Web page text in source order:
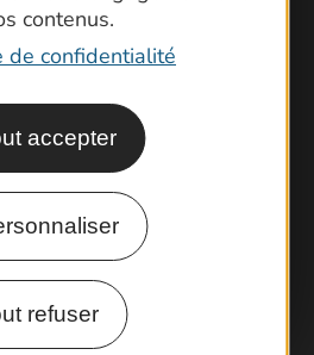
contenus.
de confidentialité
accepter
refuser
aux questions
Brochures
et Topoguides
Gard